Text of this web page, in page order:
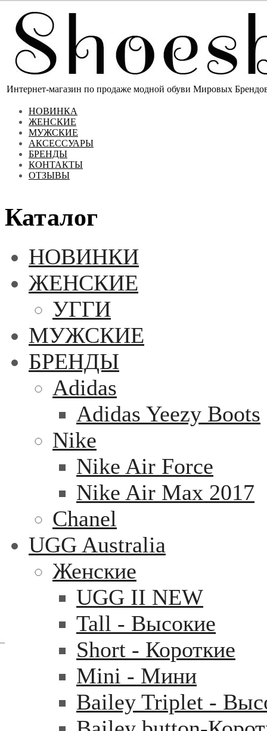
Интернет-магазин по продаже модной обуви Мировых
НОВИНКА
ЖЕНСКИЕ
МУЖСКИЕ
АКСЕССУАРЫ
БРЕНДЫ
КОНТАКТЫ
ОТЗЫВЫ
Каталог
НОВИНКИ
ЖЕНСКИЕ
УГГИ
МУЖСКИЕ
БРЕНДЫ
Adidas
Adidas Yeezy Boots
Nike
Nike Air Force
Nike Air Max 2017
Chanel
UGG Australia
Женские
UGG II NEW
Tall - Высокие
Short - Короткие
Mini - Mини
Bailey Triplet -